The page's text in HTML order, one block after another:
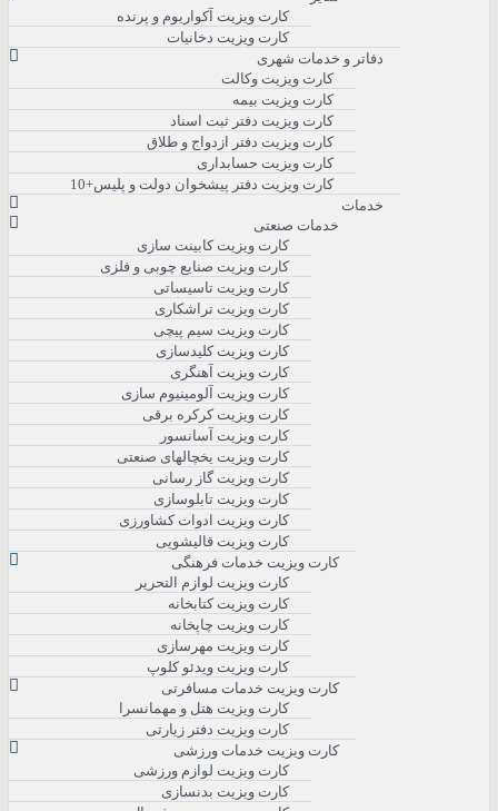
کارت ویزیت آکواریوم و پرنده
کارت ویزیت دخانیات
دفاتر و خدمات شهری
کارت ویزیت وکالت
کارت ویزیت بیمه
کارت ویزیت دفتر ثبت اسناد
کارت ویزیت دفتر ازدواج و طلاق
کارت ویزیت حسابداری
کارت ویزیت دفتر پیشخوان دولت و پلیس+10
خدمات
خدمات صنعتی
کارت ویزیت کابینت سازی
کارت ویزیت صنایع چوبی و فلزی
کارت ویزیت تاسیساتی
کارت ویزیت تراشکاری
کارت ویزیت سیم پیچی
کارت ویزیت کلیدسازی
کارت ویزیت آهنگری
کارت ویزیت آلومینیوم سازی
کارت ویزیت کرکره برقی
کارت ویزیت آسانسور
کارت ویزیت یخچالهای صنعتی
کارت ویزیت گاز رسانی
کارت ویزیت تابلوسازی
کارت ویزیت ادوات کشاورزی
کارت ویزیت قالیشویی
کارت ویزیت خدمات فرهنگی
کارت ویزیت لوازم التحریر
کارت ویزیت کتابخانه
کارت ویزیت چاپخانه
کارت ویزیت مهرسازی
کارت ویزیت ویدئو کلوپ
کارت ویزیت خدمات مسافرتی
کارت ویزیت هتل و مهمانسرا
کارت ویزیت دفتر زیارتی
کارت ویزیت خدمات ورزشی
کارت ویزیت لوازم ورزشی
کارت ویزیت بدنسازی